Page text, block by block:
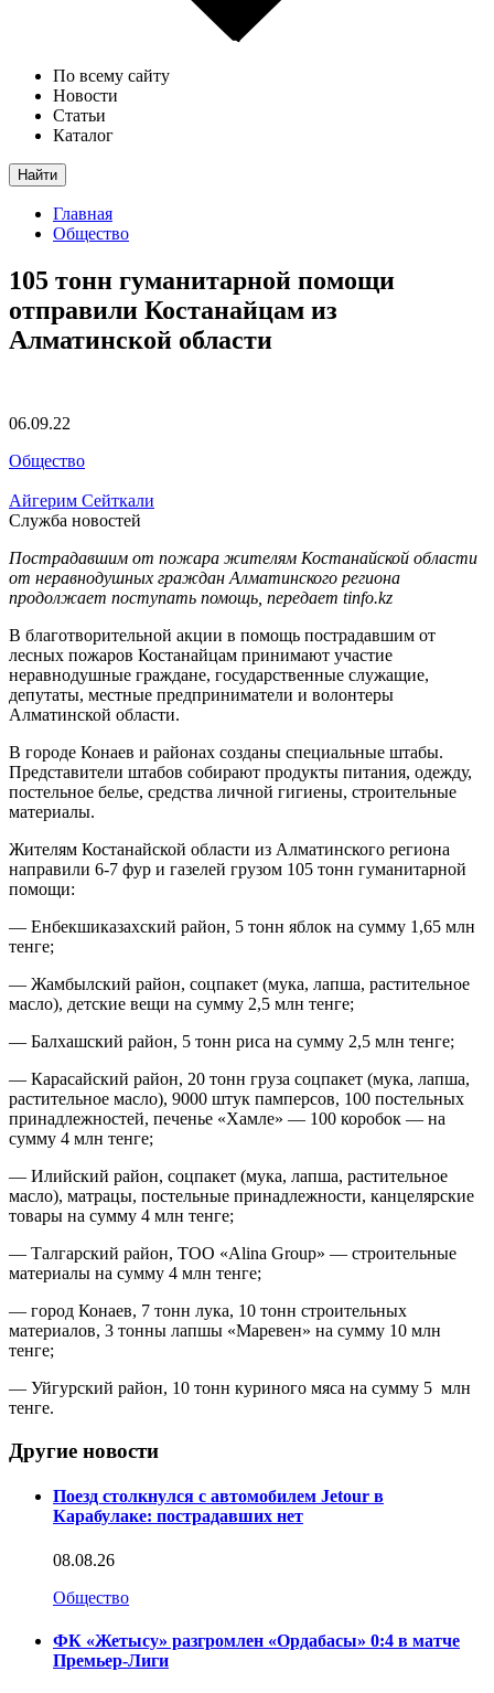
По всему сайту
Новости
Статьи
Каталог
Найти
Главная
Общество
105 тонн гуманитарной помощи
отправили Костанайцам из
Алматинской области
06.09.22
Общество
Айгерим Сейткали
Служба новостей
Пострадавшим от пожара жителям Костанайской области
от неравнодушных граждан Алматинского региона
продолжает поступать помощь, передает tinfo.kz
В благотворительной акции в помощь пострадавшим от
лесных пожаров Костанайцам принимают участие
неравнодушные граждане, государственные служащие,
депутаты, местные предприниматели и волонтеры
Алматинской области.
В городе Конаев и районах созданы специальные штабы.
Представители штабов собирают продукты питания, одежду,
постельное белье, средства личной гигиены, строительные
материалы.
Жителям Костанайской области из Алматинского региона
направили 6-7 фур и газелей грузом 105 тонн гуманитарной
помощи:
— Енбекшиказахский район, 5 тонн яблок на сумму 1,65 млн
тенге;
— Жамбылский район, соцпакет (мука, лапша, растительное
масло), детские вещи на сумму 2,5 млн тенге;
— Балхашский район, 5 тонн риса на сумму 2,5 млн тенге;
— Карасайский район, 20 тонн груза соцпакет (мука, лапша,
растительное масло), 9000 штук памперсов, 100 постельных
принадлежностей, печенье «Хамле» — 100 коробок — на
сумму 4 млн тенге;
— Илийский район, соцпакет (мука, лапша, растительное
масло), матрацы, постельные принадлежности, канцелярские
товары на сумму 4 млн тенге;
— Талгарский район, ТОО «Alina Group» — строительные
материалы на сумму 4 млн тенге;
— город Конаев, 7 тонн лука, 10 тонн строительных
материалов, 3 тонны лапшы «Маревен» на сумму 10 млн
тенге;
— Уйгурский район, 10 тонн куриного мяса на сумму 5 млн
тенге.
Другие новости
Поезд столкнулся с автомобилем Jetour в
Карабулаке: пострадавших нет
08.08.26
Общество
ФК «Жетысу» разгромлен «Ордабасы» 0:4 в матче
Премьер-Лиги